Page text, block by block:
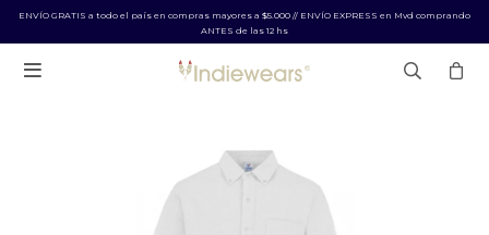
ENVÍO GRATIS a todo el país en compras mayores a $5.000 // ENVÍO EXPRESS en Mvd comprando
ANTES de las 12 hs
